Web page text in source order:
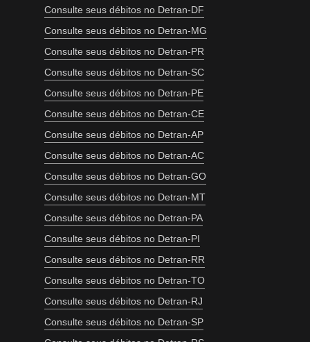
Consulte seus débitos no Detran-DF
Consulte seus débitos no Detran-MG
Consulte seus débitos no Detran-PR
Consulte seus débitos no Detran-SC
Consulte seus débitos no Detran-PE
Consulte seus débitos no Detran-CE
Consulte seus débitos no Detran-AP
Consulte seus débitos no Detran-AC
Consulte seus débitos no Detran-GO
Consulte seus débitos no Detran-MT
Consulte seus débitos no Detran-PA
Consulte seus débitos no Detran-PI
Consulte seus débitos no Detran-RR
Consulte seus débitos no Detran-TO
Consulte seus débitos no Detran-RJ
Consulte seus débitos no Detran-SP